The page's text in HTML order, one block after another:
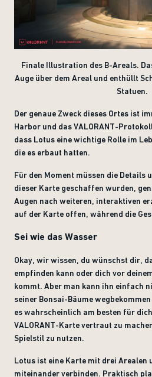
Finale Illustration des B-Areals.
Auge über dem Areal und enthüllt
Statuen.
Der genaue Zweck dieses Ortes ist
Harbor und das VALORANT-
dass Lotus eine wichtige Rolle im
die es erbaut hatten.
Für den Moment müssen die Details
dieser Karte geschaffen wurden,
Augen nach weiteren, interaktiven
auf der Karte offen, während die
Sei wie das Wasser
Okay, wir wissen, du wünschst dir,
empfinden kann oder dich vor
kommt. Aber man kann ihn einfach
seiner Bonsai-Bäume wegbekommen
es wahrscheinlich am besten für
VALORANT-Karte vertraut zu
Spielstil zu nutzen.
Lotus ist eine Karte mit drei Arealen
miteinander verbinden. Praktisch